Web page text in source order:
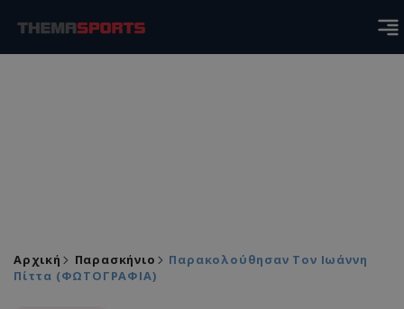
Αρχική Παρασκήνιο
Παρακολούθησαν Τον Ιωάννη
Πίττα (ΦΩΤΟΓΡΑΦΙΑ)